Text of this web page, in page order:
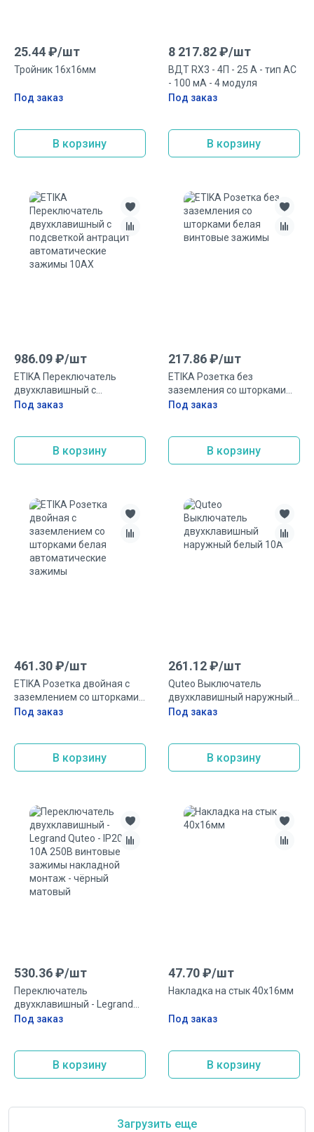
25.44₽/шт
Тройник 16x16мм
Под заказ
В корзину
8 217.82₽/шт
ВДТ RX3 - 4П - 25 А - тип AC
- 100 мА - 4 модуля
Под заказ
В корзину
986.09₽/шт
ETIKA Переключатель
двухклавишный с
подсветкой антрацит
Под заказ
В корзину
217.86₽/шт
ETIKA Розетка без
заземления со шторками
белая винтовые зажимы
Под заказ
В корзину
461.30₽/шт
ETIKA Розетка двойная с
заземлением со шторками
белая автоматические
Под заказ
В корзину
261.12₽/шт
Quteo Выключатель
двухклавишный наружный
белый 10А
Под заказ
В корзину
530.36₽/шт
Переключатель
двухклавишный - Legrand
Quteo - IP20 10A 250В
матовый
Под заказ
В корзину
47.70₽/шт
Накладка на стык 40x16мм
Под заказ
В корзину
Загрузить еще